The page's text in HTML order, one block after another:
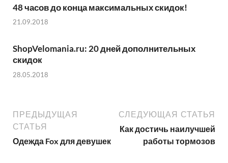
48 часов до конца максимальных скидок!
21.09.2018
ShopVelomania.ru: 20 дней дополнительных
скидок
28.05.2018
ПРЕДЫДУЩАЯ
СТАТЬЯ
Одежда Fox для девушек
СЛЕДУЮЩАЯ СТАТЬЯ
Как достичь наилучшей
работы тормозов